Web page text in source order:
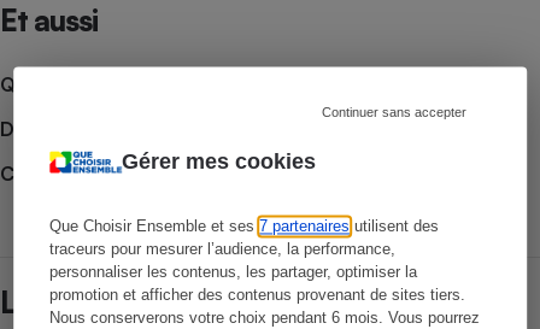
Gérer mes cookies
Que Choisir Ensemble et ses7 partenaires utilisent des
traceurs pour mesurer l’audience, la performance,
personnaliser les contenus, les partager, optimiser la
promotion et afficher des contenus provenant de sites tiers.
Nous conserverons votre choix pendant 6 mois. Vous pourrez
Continuer sans accepter
Et aussi
Que faire en cas de litige ?
Découvrir le forum
Consulter nos Enquêtes
Lire aussi